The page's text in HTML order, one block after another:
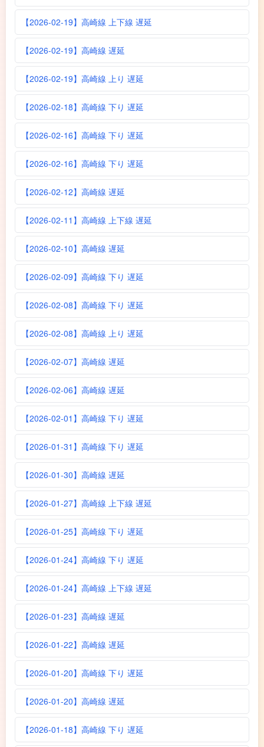
【2026-02-19】高崎線 上下線 遅延
【2026-02-19】高崎線 遅延
【2026-02-19】高崎線 上り 遅延
【2026-02-18】高崎線 下り 遅延
【2026-02-16】高崎線 下り 遅延
【2026-02-16】高崎線 下り 遅延
【2026-02-12】高崎線 遅延
【2026-02-11】高崎線 上下線 遅延
【2026-02-10】高崎線 遅延
【2026-02-09】高崎線 下り 遅延
【2026-02-08】高崎線 下り 遅延
【2026-02-08】高崎線 上り 遅延
【2026-02-07】高崎線 遅延
【2026-02-06】高崎線 遅延
【2026-02-01】高崎線 下り 遅延
【2026-01-31】高崎線 下り 遅延
【2026-01-30】高崎線 遅延
【2026-01-27】高崎線 上下線 遅延
【2026-01-25】高崎線 下り 遅延
【2026-01-24】高崎線 下り 遅延
【2026-01-24】高崎線 上下線 遅延
【2026-01-23】高崎線 遅延
【2026-01-22】高崎線 遅延
【2026-01-20】高崎線 下り 遅延
【2026-01-20】高崎線 遅延
【2026-01-18】高崎線 下り 遅延